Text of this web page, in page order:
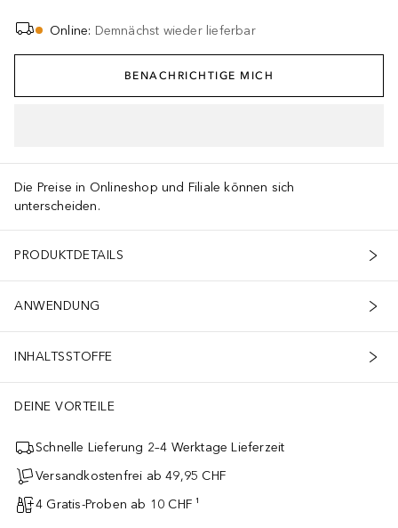
Online: Demnächst wieder lieferbar
BENACHRICHTIGE MICH
Die Preise in Onlineshop und Filiale können sich
unterscheiden.
PRODUKTDETAILS
ANWENDUNG
INHALTSSTOFFE
DEINE VORTEILE
Schnelle Lieferung 2–4 Werktage Lieferzeit
Versandkostenfrei ab 49,95 CHF
4 Gratis-Proben ab 10 CHF ¹